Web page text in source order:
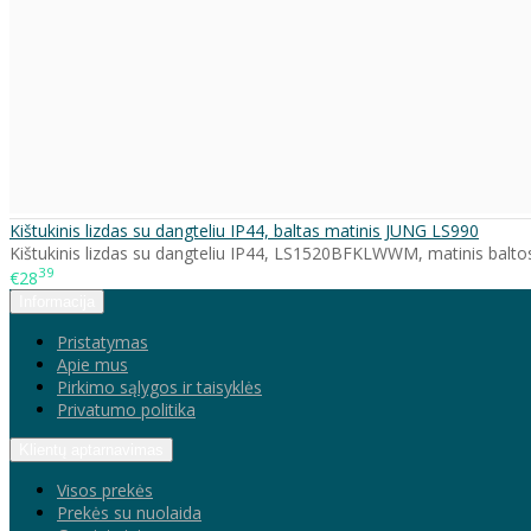
Kištukinis lizdas su dangteliu IP44, baltas matinis JUNG LS990
Kištukinis lizdas su dangteliu IP44, LS1520BFKLWWM, matinis
€2839
Pristatymas
Apie mus
Pirkimo sąlygos ir taisyklės
Privatumo politika
Visos prekės
Prekės su nuolaida